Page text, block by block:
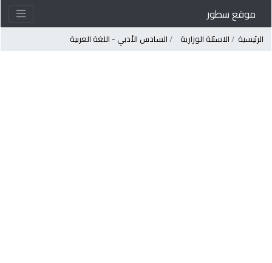
موقع سطور
الرئيسية الاسئلة الوزارية السادس الأدبي - اللغة العربية